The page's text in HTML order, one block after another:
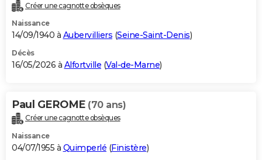
Créer une cagnotte obsèques
Naissance
14/09/1940 à Aubervilliers (Seine-Saint-Denis)
Décès
16/05/2026 à Alfortville (Val-de-Marne)
Paul GEROME (70 ans)
Créer une cagnotte obsèques
Naissance
04/07/1955 à Quimperlé (Finistère)